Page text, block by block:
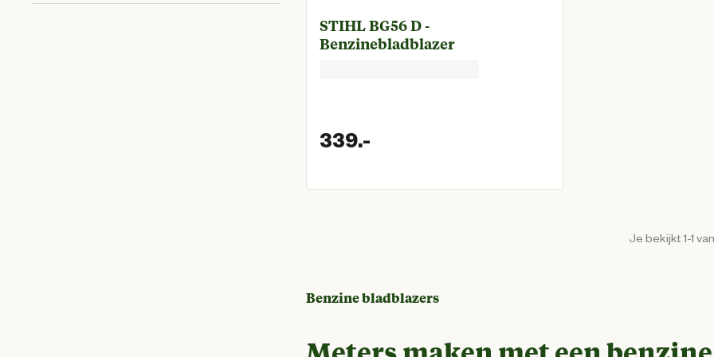
STIHL BG56 D -
Benzinebladblazer
339.-
Huidige prijs € 339,00
Je bekijkt 1-1
Benzine bladblazers